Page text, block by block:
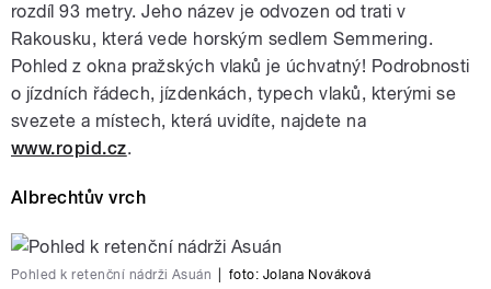
rozdíl 93 metry. Jeho název je odvozen od trati v
Rakousku, která vede horským sedlem Semmering.
Pohled z okna pražských vlaků je úchvatný! Podrobnosti
o jízdních řádech, jízdenkách, typech vlaků, kterými se
svezete a místech, která uvidíte, najdete na
www.ropid.cz.
Albrechtův vrch
Pohled k retenční nádrži Asuán foto: Jolana Nováková